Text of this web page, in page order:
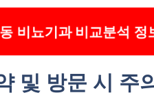
비뇨기과 비교분석 정
및 방문 시 주